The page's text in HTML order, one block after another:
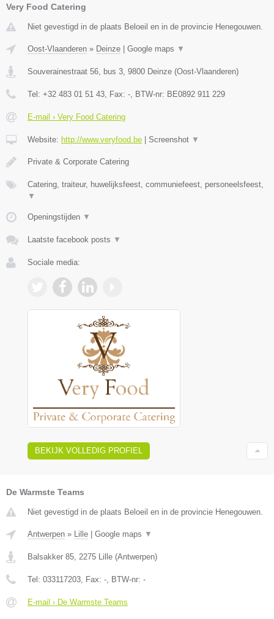
Very Food Catering
Niet gevestigd in de plaats Beloeil en in de provincie Henegouwen.
Oost-Vlaanderen » Deinze Google maps ▼
Souverainestraat 56, bus 3, 9800 Deinze (Oost-Vlaanderen)
Tel: +32 483 01 51 43, Fax: -, BTW-nr: BE0892 911 229
E-mail › Very Food Catering
Website: http://www.veryfood.be Screenshot ▼
Private & Corporate Catering
Catering, traiteur, huwelijksfeest, communiefeest, personeelsfeest,
▼
Openingstijden ▼
Laatste facebook posts ▼
Sociale media:
BEKIJK VOLLEDIG PROFIEL
De Warmste Teams
Niet gevestigd in de plaats Beloeil en in de provincie Henegouwen.
Antwerpen » Lille | Google maps ▼
Balsakker 85 2275 Lille (Antwerpen)
Tel: 033117203 , Fax: - , BTW-nr: -
E-mail › De Warmste Teams